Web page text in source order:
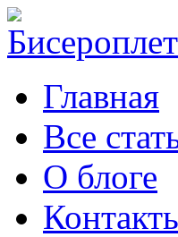
Главная
Все
О блоге